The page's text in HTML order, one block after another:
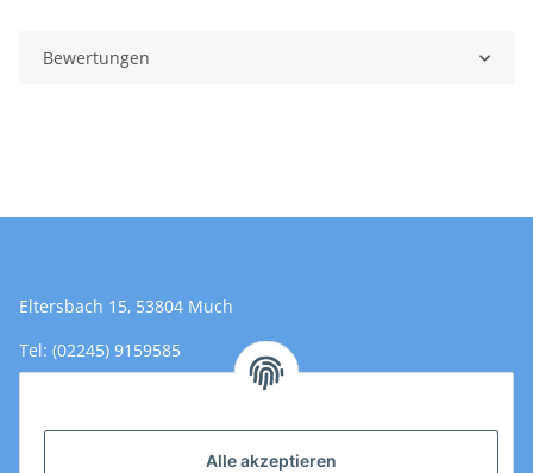
Alle akzeptieren
Bewertungen
Eltersbach 15, 53804 Much
Tel: (02245) 9159585
Email: Kontakt@toromedical.de
Öffnungszeiten (Mo-Fr.) 8:00 - 17:00